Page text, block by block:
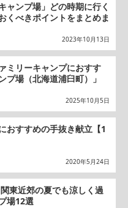
ャンプ場」どの時期に行く
くべきポイントをまとめま
2023年10月13日
ミリーキャンプにおすす
プ場（北海道浦臼町）」
2025年10月5日
おすすめの手抜き献立【1
2020年5月24日
東近郊の夏でも涼しく過
場12選